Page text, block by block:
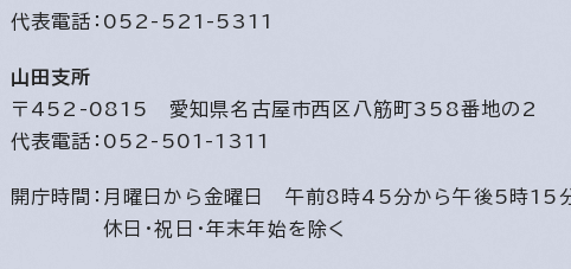
代表電話：052-521-5311
山田支所
〒452-0815 愛知県名古屋市西区八筋町358番地の2
代表電話：052-501-1311
開庁時間： 月曜日から金曜日 午前8時45分から午後5時15
休日・祝日・年末年始を除く